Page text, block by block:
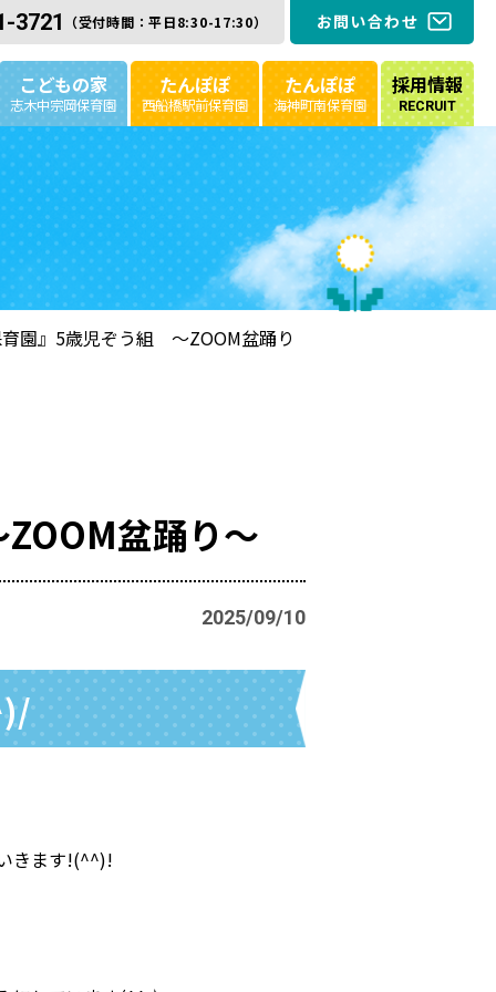
3721 （受付時間：平日8:30-17:30） お問い合わせ
こどもの家
志木中宗岡保育園
たんぽぽ
西船橋駅前保育園
たんぽぽ
海神町南保育園
採用情報
RECRUIT
育園』5歳児ぞう組 ～ZOOM盆踊り
盆踊り～
2025/09/10
きます!(^^)!